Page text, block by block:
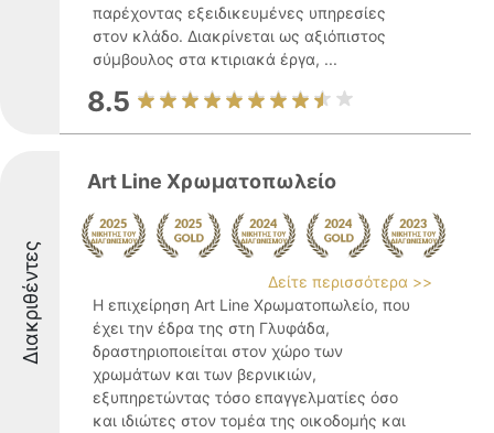
παρέχοντας εξειδικευμένες υπηρεσίες
στον κλάδο. Διακρίνεται ως αξιόπιστος
σύμβουλος στα κτιριακά έργα, ...
8.5
Διακριθέντες
Art Line Χρωματοπωλείο
Δείτε περισσότερα >>
Η επιχείρηση Art Line Χρωματοπωλείο, που
έχει την έδρα της στη Γλυφάδα,
δραστηριοποιείται στον χώρο των
χρωμάτων και των βερνικιών,
εξυπηρετώντας τόσο επαγγελματίες όσο
και ιδιώτες στον τομέα της οικοδομής και